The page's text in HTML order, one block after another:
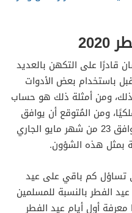
قادرًا على التكهن بالعديد
باستخدام بعض الأدوات
ذلك، ومن أمثلة ذلك هو حساب
ومن المُتوقع أن يوافق
أول أيام عيد الفطر يوم السبت الموافق 23 من شهر مايو الجاري
بمثل هذه الشؤون.
تساؤل كم باقي على عيد
عيد الفطر بالنسبة للمسلمين
معرفة أول أيام عيد الفطر